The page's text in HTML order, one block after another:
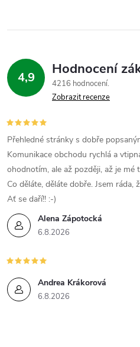
4,9 Hodnocení
4216 hodnocení
Zobrazit recenze
Alena Zápotocká
6.8.2026
Přehledné stránky s dobře
Komunikace obchodu rychlá a
ohodnotím, ale až později, až je
Co děláte, děláte dobře. Jsem ráda,
Ať se daří!! :-)
Andrea Krákorová
6.8.2026